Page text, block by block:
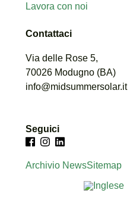
Lavora con noi
Contattaci
Via delle Rose 5,
70026 Modugno (BA)
info@midsummersolar.it
Seguici
Archivio NewsSitemap